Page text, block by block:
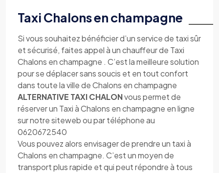
Taxi Chalons en champagne
Si vous souhaitez bénéficier d’un service de taxi sûr
et sécurisé, faites appel à un chauffeur de Taxi
Chalons en champagne . C’est la meilleure solution
pour se déplacer sans soucis et en tout confort
dans toute la ville de Chalons en champagne
ALTERNATIVE TAXI CHALONvous permet de
réserver un Taxi à Chalons en champagne en ligne
sur notre siteweb ou par téléphone au
0620672540
Vous pouvez alors envisager de prendre un taxi à
Chalons en champagne. C’est un moyen de
transport plus rapide et qui peut répondre à tous